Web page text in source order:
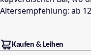
Altersempfehlung: ab 12
Kaufen & Leihen